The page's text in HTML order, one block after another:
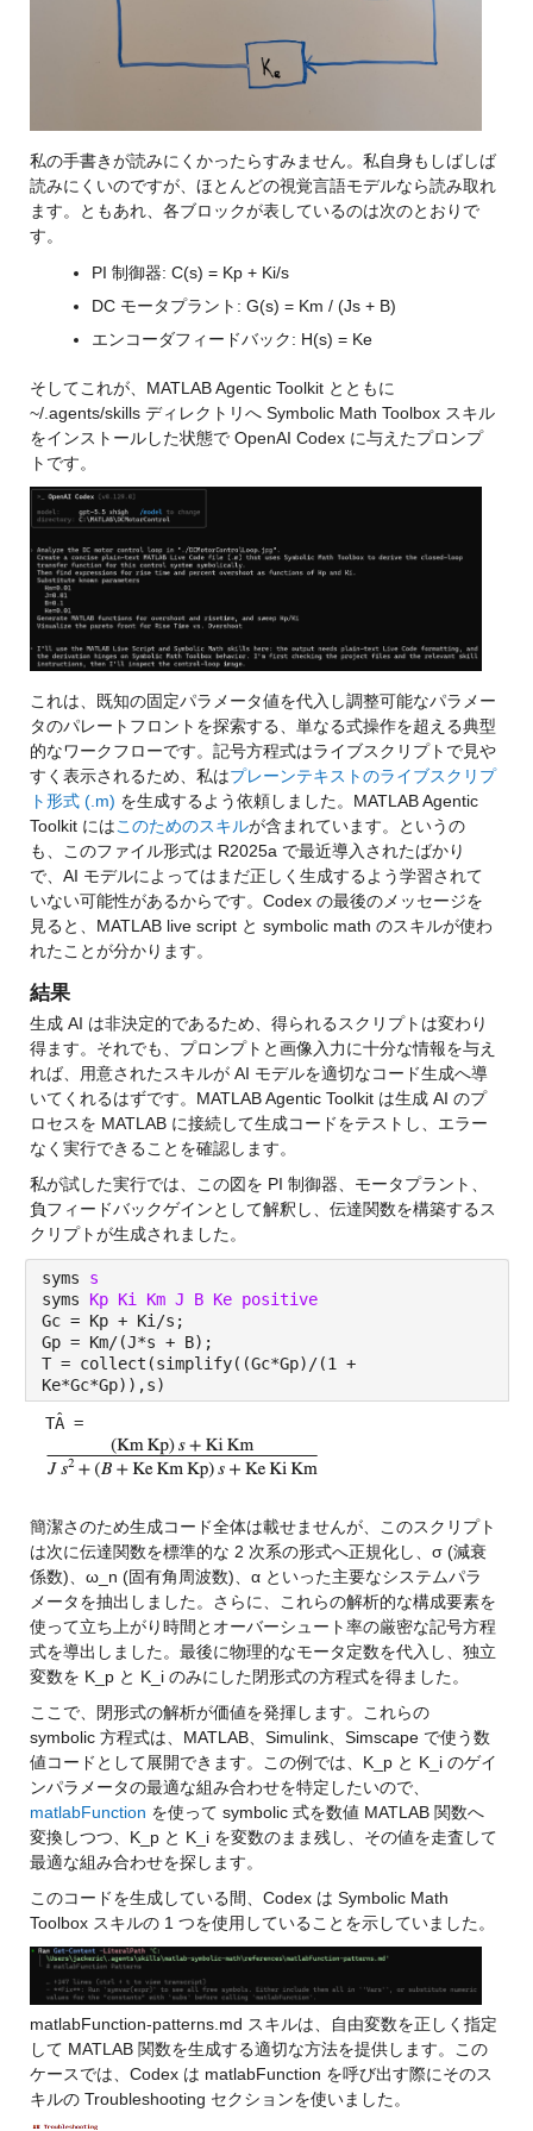
私の手書きが読みにくかったらすみません。私自身もしばしば
読みにくいのですが、ほとんどの視覚言語モデルなら読み取れ
ます。ともあれ、各ブロックが表しているのは次のとおりで
す。
PI 制御器: C(s) = Kp + Ki/s
DC モータプラント: G(s) = Km / (Js + B)
エンコーダフィードバック: H(s) = Ke
そしてこれが、MATLAB Agentic Toolkit とともに
~/.agents/skills ディレクトリへ Symbolic Math Toolbox スキル
をインストールした状態で OpenAI Codex に与えたプロンプ
トです。
これは、既知の固定パラメータ値を代入し調整可能なパラメー
タのパレートフロントを探索する、単なる式操作を超える典型
的なワークフローです。記号方程式はライブスクリプトで見や
すく表示されるため、私はプレーンテキストのライブスクリプ
ト形式 (.m) を生成するよう依頼しました。MATLAB Agentic
Toolkit にはこのためのスキルが含まれています。というの
も、このファイル形式は R2025a で最近導入されたばかり
で、AI モデルによってはまだ正しく生成するよう学習されて
いない可能性があるからです。Codex の最後のメッセージを
見ると、MATLAB live script と symbolic math のスキルが使わ
れたことが分かります。
結果
生成 AI は非決定的であるため、得られるスクリプトは変わり
得ます。それでも、プロンプトと画像入力に十分な情報を与え
れば、用意されたスキルが AI モデルを適切なコード生成へ導
いてくれるはずです。MATLAB Agentic Toolkit は生成 AI のプ
ロセスを MATLAB に接続して生成コードをテストし、エラー
なく実行できることを確認します。
私が試した実行では、この図を PI 制御器、モータプラント、
負フィードバックゲインとして解釈し、伝達関数を構築するス
クリプトが生成されました。
syms s
syms Kp Ki Km J B Ke positive
Gc = Kp + Ki/s;
Gp = Km/(J*s + B);
T = collect(simplify((Gc*Gp)/(1 +
Ke*Gc*Gp)),s)
TÂ =
簡潔さのため生成コード全体は載せませんが、このスクリプト
は次に伝達関数を標準的な 2 次系の形式へ正規化し、σ (減衰
係数)、ω_n (固有角周波数)、α といった主要なシステムパラ
メータを抽出しました。さらに、これらの解析的な構成要素を
使って立ち上がり時間とオーバーシュート率の厳密な記号方程
式を導出しました。最後に物理的なモータ定数を代入し、独立
変数を K_p と K_i のみにした閉形式の方程式を得ました。
ここで、閉形式の解析が価値を発揮します。これらの
symbolic 方程式は、MATLAB、Simulink、Simscape で使う数
値コードとして展開できます。この例では、K_p と K_i のゲイ
ンパラメータの最適な組み合わせを特定したいので、
matlabFunction を使って symbolic 式を数値 MATLAB 関数へ
変換しつつ、K_p と K_i を変数のまま残し、その値を走査して
最適な組み合わせを探します。
このコードを生成している間、Codex は Symbolic Math
Toolbox スキルの 1 つを使用していることを示していました。
matlabFunction-patterns.md スキルは、自由変数を正しく指定
して MATLAB 関数を生成する適切な方法を提供します。この
ケースでは、Codex は matlabFunction を呼び出す際にそのス
キルの Troubleshooting セクションを使いました。